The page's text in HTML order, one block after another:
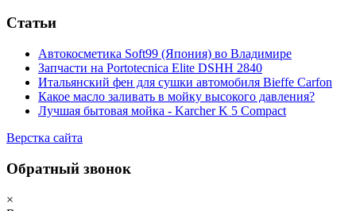
Статьи
Автокосметика Soft99 (Япония) во Владимире
Запчасти на Portotecnica Elite DSHH 2840
Итальянский фен для сушки автомобиля Bieffe Carfon
Какое масло заливать в мойку высокого давления?
Лучшая бытовая мойка - Karcher K 5 Compact
Верстка сайта
Обратный звонок
×